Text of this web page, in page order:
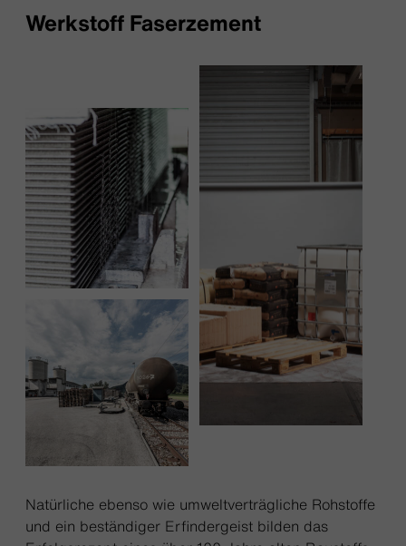
Werkstoff Faserzement
Natürliche ebenso wie umweltverträgliche Rohstoffe
und ein beständiger Erfindergeist bilden das